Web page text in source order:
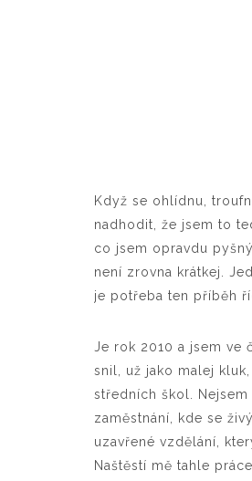
Když se ohlídnu,
nadhodit, že jsem to
co jsem opravdu
není zrovna krátkej.
je potřeba ten příběh
Je rok 2010 a jsem ve
snil, už jako malej
středních škol.
zaměstnání, kde se
uzavřené vzdělání,
Naštěstí mě tahle